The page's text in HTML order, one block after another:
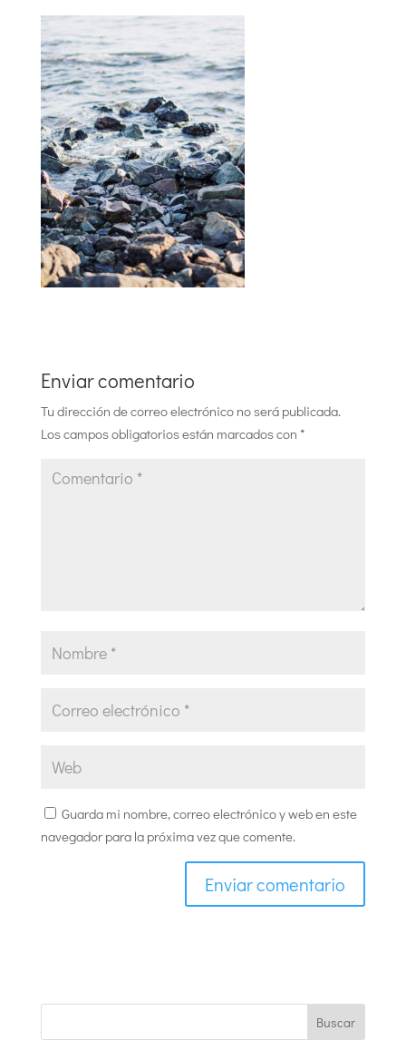
Enviar comentario
Tu dirección de correo electrónico no será publicada.
Los campos obligatorios están marcados con *
Guarda mi nombre, correo electrónico y web en este
navegador para la próxima vez que comente.
Buscar